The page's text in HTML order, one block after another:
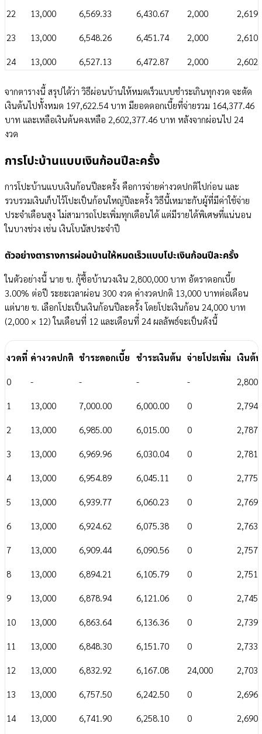
22 13,000 6,569.33 6,430.67 2,000
23 13,000 6,548.26 6,451.74 2,000
24 13,000 6,527.13 6,472.87 2,000
จากตารางนี้ สรุปได้ว่า วิธีผ่อนบ้านให้หมดเร็วแบบชำระเกินทุกงวด จะตัด
เงินต้นไปทั้งหมด 197,622.54 บาท มียอดดอกเบี้ยที่จ่ายรวม 164,377.46
บาท และเหลือเงินต้นคงเหลือ 2,602,377.46 บาท หลังจากผ่อนไป 24
งวด
การโปะบ้านแบบเงินก้อนปีละครั้ง
การโปะบ้านแบบเงินก้อนปีละครั้ง คือการจ่ายค่างวดปกติไปก่อน และ
รวบรวมเงินเก็บไว้โปะเป็นก้อนใหญ่ปีละครั้ง วิธีนี้เหมาะกับผู้ที่มีค่าใช้จ่าย
ประจำเดือนสูง ไม่สามารถโปะเพิ่มทุกเดือนได้ แต่มีรายได้พิเศษที่แน่นอน
ในบางช่วง เช่น เงินโบนัสประจำปี
ตัวอย่างตารางการผ่อนบ้านให้หมดเร็วแบบโปะเงินก้อนปีละครั้ง
ในตัวอย่างนี้ นาย ข. กู้ซื้อบ้านวงเงิน 2,800,000 บาท อัตราดอกเบี้ย
3.00% ต่อปี ระยะเวลาผ่อน 300 งวด ค่างวดปกติ 13,000 บาทต่อเดือน
แต่นาย ข. เลือกโปะเป็นเงินก้อนปีละครั้ง โดยโปะเงินก้อน 24,000 บาท
(2,000 × 12) ในเดือนที่ 12 และเดือนที่ 24 ผลลัพธ์จะเป็นดังนี้
งวดที่ ค่างวดปกติ ชำระดอกเบี้ย ชำระเงินต้น จ่ายโปะเพิ่ม เงินต้
0 - - - -
1 13,000 7,000.00 6,000.00 0
2 13,000 6,985.00 6,015.00 0
3 13,000 6,969.96 6,030.04 0
4 13,000 6,954.89 6,045.11 0
5 13,000 6,939.77 6,060.23 0
6 13,000 6,924.62 6,075.38 0
7 13,000 6,909.44 6,090.56 0
8 13,000 6,894.21 6,105.79 0
9 13,000 6,878.94 6,121.06 0
10 13,000 6,863.64 6,136.36 0
11 13,000 6,848.30 6,151.70 0
12 13,000 6,832.92 6,167.08 24,000
13 13,000 6,757.50 6,242.50 0
14 13,000 6,741.90 6,258.10 0